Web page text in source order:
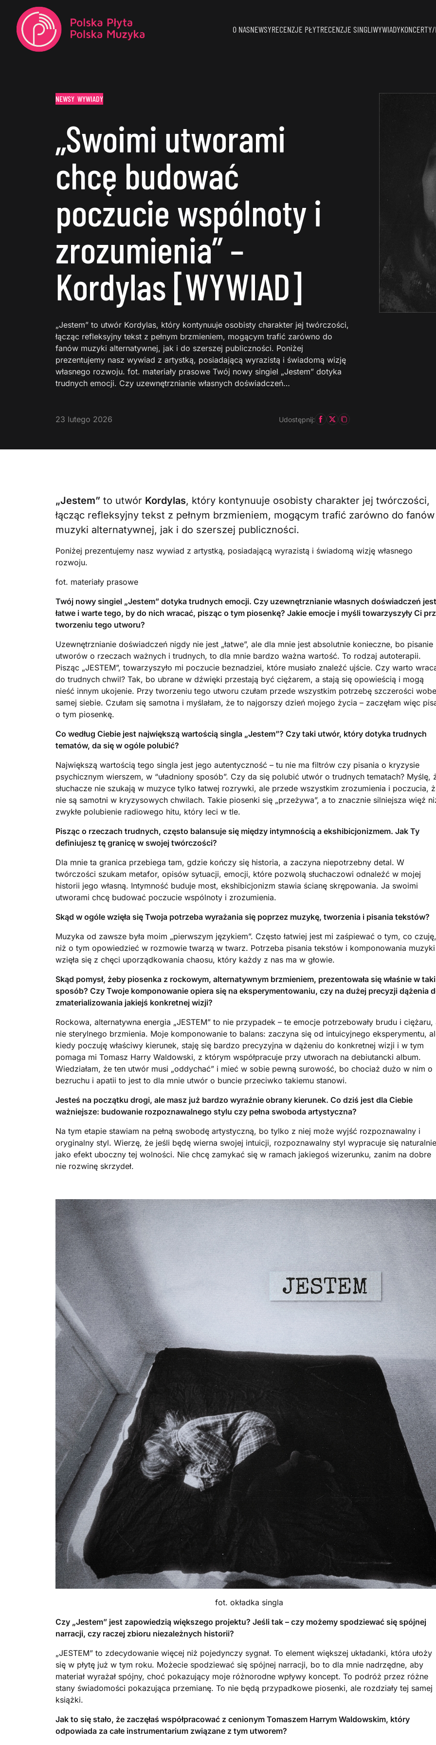
O NASNEWSYRECENZJE PŁYTRECENZJE SINGLIWYWIADY
NEWSY WYWIADY
„Swoimi utworami
chcę budować
poczucie wspólnoty i
zrozumienia” –
Kordylas [WYWIAD]
„Jestem” to utwór Kordylas, który kontynuuje osobisty charakter jej twórczości,
łącząc refleksyjny tekst z pełnym brzmieniem, mogącym trafić zarówno do
fanów muzyki alternatywnej, jak i do szerszej publiczności. Poniżej
prezentujemy nasz wywiad z artystką, posiadającą wyrazistą i świadomą wizję
własnego rozwoju. fot. materiały prasowe Twój nowy singiel „Jestem” dotyka
trudnych emocji. Czy uzewnętrznianie własnych doświadczeń…
23 lutego 2026 Udostępnij:
„Jestem” to utwór Kordylas, który kontynuuje osobisty charakter jej twórczości,
łącząc refleksyjny tekst z pełnym brzmieniem, mogącym trafić zarówno do fanów
muzyki alternatywnej, jak i do szerszej publiczności.
Poniżej prezentujemy nasz wywiad z artystką, posiadającą wyrazistą i świadomą wizję własnego
rozwoju.
fot. materiały prasowe
Twój nowy singiel „Jestem” dotyka trudnych emocji. Czy uzewnętrznianie własnych doświadczeń jest
łatwe i warte tego, by do nich wracać, pisząc o tym piosenkę? Jakie emocje i myśli towarzyszyły Ci
tworzeniu tego utworu?
Uzewnętrznianie doświadczeń nigdy nie jest „łatwe”, ale dla mnie jest absolutnie konieczne, bo pisanie
utworów o rzeczach ważnych i trudnych, to dla mnie bardzo ważna wartość. To rodzaj autoterapii.
Pisząc „JESTEM”, towarzyszyło mi poczucie beznadziei, które musiało znaleźć ujście. Czy warto
do trudnych chwil? Tak, bo ubrane w dźwięki przestają być ciężarem, a stają się opowieścią i mogą
nieść innym ukojenie. Przy tworzeniu tego utworu czułam przede wszystkim potrzebę szczerości
samej siebie. Czułam się samotna i myślałam, że to najgorszy dzień mojego życia – zaczęłam więc
o tym piosenkę.
Co według Ciebie jest największą wartością singla „Jestem”? Czy taki utwór, który dotyka trudnych
tematów, da się w ogóle polubić?
Największą wartością tego singla jest jego autentyczność – tu nie ma filtrów czy pisania o kryzysie
psychicznym wierszem, w “uładniony sposób”. Czy da się polubić utwór o trudnych tematach? Myślę,
słuchacze nie szukają w muzyce tylko łatwej rozrywki, ale przede wszystkim zrozumienia i poczucia,
nie są samotni w kryzysowych chwilach. Takie piosenki się „przeżywa”, a to znacznie silniejsza więź
zwykłe polubienie radiowego hitu, który leci w tle.
Pisząc o rzeczach trudnych, często balansuje się między intymnością a ekshibicjonizmem. Jak Ty
definiujesz tę granicę w swojej twórczości?
Dla mnie ta granica przebiega tam, gdzie kończy się historia, a zaczyna niepotrzebny detal. W
twórczości szukam metafor, opisów sytuacji, emocji, które pozwolą słuchaczowi odnaleźć w mojej
historii jego własną. Intymność buduje most, ekshibicjonizm stawia ścianę skrępowania. Ja swoimi
utworami chcę budować poczucie wspólnoty i zrozumienia.
Skąd w ogóle wzięła się Twoja potrzeba wyrażania się poprzez muzykę, tworzenia i pisania tekstów?
Muzyka od zawsze była moim „pierwszym językiem”. Często łatwiej jest mi zaśpiewać o tym, co czuję,
niż o tym opowiedzieć w rozmowie twarzą w twarz. Potrzeba pisania tekstów i komponowania
wzięła się z chęci uporządkowania chaosu, który każdy z nas ma w głowie.
Skąd pomysł, żeby piosenka z rockowym, alternatywnym brzmieniem, prezentowała się właśnie w taki
sposób? Czy Twoje komponowanie opiera się na eksperymentowaniu, czy na dużej precyzji dążenia
zmaterializowania jakiejś konkretnej wizji?
Rockowa, alternatywna energia „JESTEM” to nie przypadek – te emocje potrzebowały brudu i ciężaru,
nie sterylnego brzmienia. Moje komponowanie to balans: zaczyna się od intuicyjnego eksperymentu,
kiedy poczuję właściwy kierunek, staję się bardzo precyzyjna w dążeniu do konkretnej wizji i w tym
pomaga mi Tomasz Harry Waldowski, z którym współpracuje przy utworach na debiutancki album.
Wiedziałam, że ten utwór musi „oddychać” i mieć w sobie pewną surowość, bo chociaż dużo w nim o
bezruchu i apatii to jest to dla mnie utwór o buncie przeciwko takiemu stanowi.
Jesteś na początku drogi, ale masz już bardzo wyraźnie obrany kierunek. Co dziś jest dla Ciebie
ważniejsze: budowanie rozpoznawalnego stylu czy pełna swoboda artystyczna?
Na tym etapie stawiam na pełną swobodę artystyczną, bo tylko z niej może wyjść rozpoznawalny i
oryginalny styl. Wierzę, że jeśli będę wierna swojej intuicji, rozpoznawalny styl wypracuje się
jako efekt uboczny tej wolności. Nie chcę zamykać się w ramach jakiegoś wizerunku, zanim na dobre
nie rozwinę skrzydeł.
fot. okładka singla
Czy „Jestem” jest zapowiedzią większego projektu? Jeśli tak – czy możemy spodziewać się spójnej
narracji, czy raczej zbioru niezależnych historii?
„JESTEM” to zdecydowanie więcej niż pojedynczy sygnał. To element większej układanki, która ułoży
się w płytę już w tym roku. Możecie spodziewać się spójnej narracji, bo to dla mnie nadrzędne, aby
materiał wyrażał spójny, choć pokazujący moje różnorodne wpływy koncept. To podróż przez różne
stany świadomości pokazująca przemianę. To nie będą przypadkowe piosenki, ale rozdziały tej samej
książki.
Jak to się stało, że zaczęłaś współpracować z cenionym Tomaszem Harrym Waldowskim, który
odpowiada za całe instrumentarium związane z tym utworem?